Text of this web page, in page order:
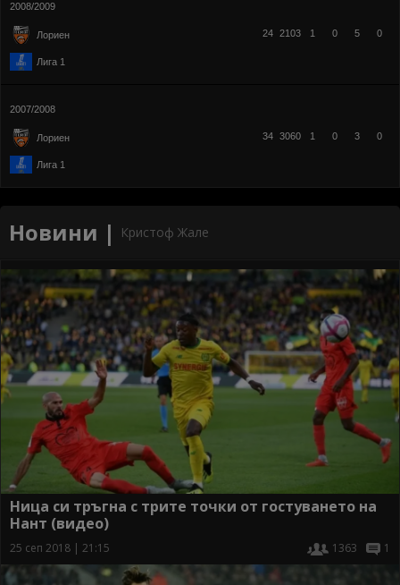
2008/2009
Лориен
Лига 1
24 2103 1 0 5 0
2007/2008
Лориен
Лига 1
34 3060 1 0 3 0
Новини | Кристоф Жале
Ница си тръгна с трите точки от гостуването на
Нант (видео)
25 сеп 2018 | 21:15 1363 1